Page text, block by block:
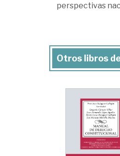
perspectivas
Otros libros